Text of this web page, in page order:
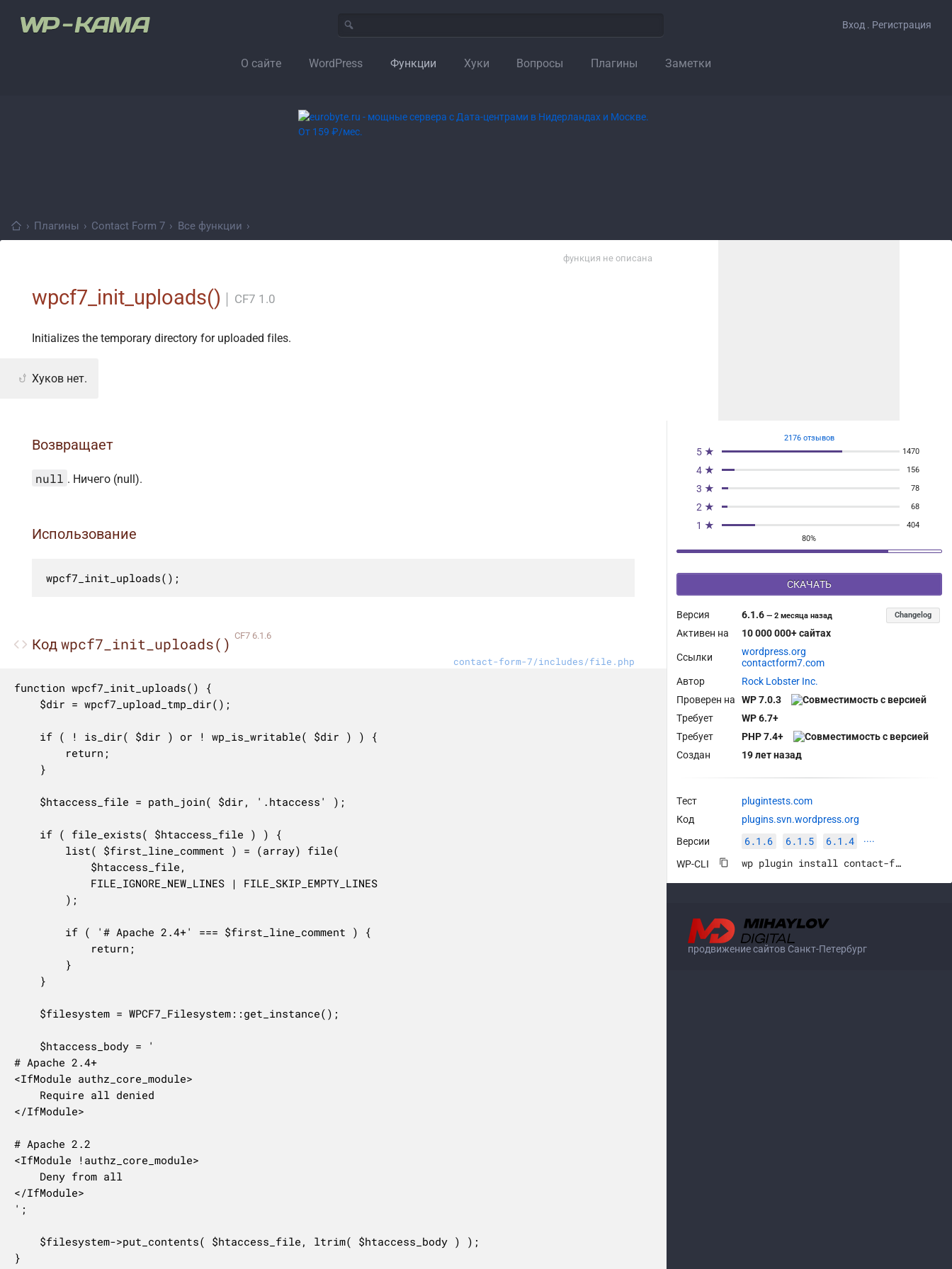
Вход . Регистрация
О сайте WordPress Функции Хуки Вопросы Плагины Заметки
› Плагины › Contact Form 7 › Все функции ›
функция не описана
wpcf7_init_uploads() CF7 1.0
Initializes the temporary directory for uploaded files.
Хуков нет.
Возвращает
null . Ничего (null).
Использование
wpcf7_init_uploads();
Код wpcf7_init_uploads() CF7 6.1.6
contact-form-7/includes/file.php
function wpcf7_init_uploads() {
# Apache 2.4+
<IfModule authz_core_module>
    Require all denied
</IfModule>
# Apache 2.2
<IfModule !authz_core_module>
    Deny from all
</IfModule>
';
}
2176 отзывов
5 ★ 1470
4 ★ 156
3 ★ 78
2 ★ 68
1 ★
404
80%
СКАЧАТЬ
Версия 6.1.6—2 месяца назад Changelog
Активен на 10 000 000+ сайтах
Ссылки
wordpress.org
contactform7.com
Автор
Rock Lobster Inc.
Проверен на
WP 7.0.3
Требует
WP 6.7+
Требует
PHP 7.4+
Создан
19 лет назад
Тест
plugintests.com
Код
plugins.svn.wordpress.org
Версии
6.1.6 6.1.5 6.1.4 ····
WP-CLI wp plugin install contact-form-7 --activate
продвижение сайтов Санкт-Петербург